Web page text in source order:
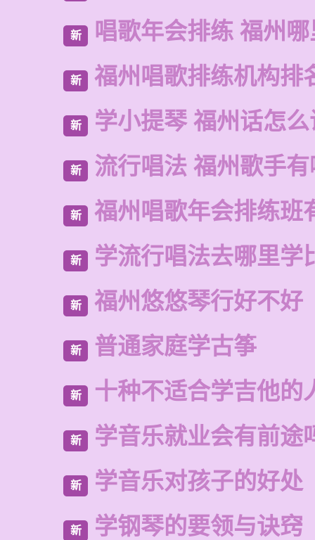
新 唱歌年会排练 福州
新 福州唱歌排练机构排
新 学小提琴 福州话怎
新 流行唱法 福州歌手
新 福州唱歌年会排练班
新 学流行唱法去哪里学
新 福州悠悠琴行好不好
新 普通家庭学古筝
新 十种不适合学吉他的
新 学音乐就业会有前途
新 学音乐对孩子的好处
新 学钢琴的要领与诀窍